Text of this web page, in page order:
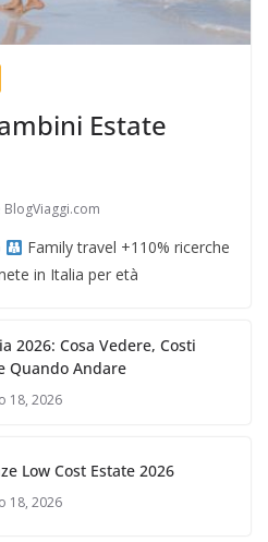
Estate
BlogViaggi.com
Family travel +110% ricerche
in Italia per età
2026: Cosa Vedere, Costi
Quando Andare
18, 2026
Low Cost Estate 2026
18, 2026